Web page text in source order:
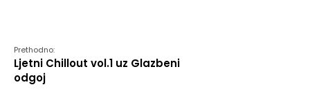
Prethodno:
Ljetni Chillout vol.1 uz Glazbeni
odgoj